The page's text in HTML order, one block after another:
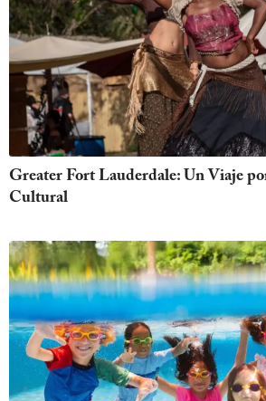
Greater Fort Lauderdale: Un Viaje
Cultural